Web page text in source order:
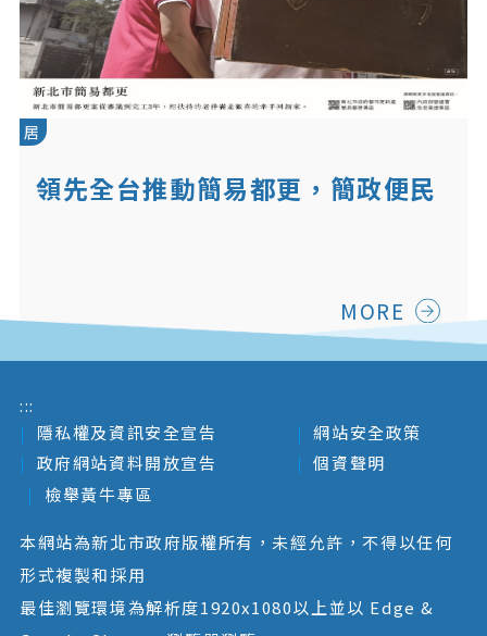
居
領先全台推動簡易都更，簡政便民
MORE
:::
隱私權及資訊安全宣告
網站安全政策
政府網站資料開放宣告
個資聲明
檢舉黃牛專區
本網站為新北市政府版權所有，未經允許，不得以任何
形式複製和採用
最佳瀏覽環境為解析度1920x1080以上並以 Edge &